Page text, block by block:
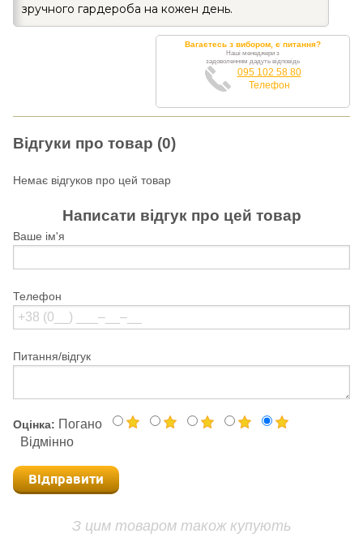
зручного гардероба на кожен день.
Вагаєтесь з вибором, є питання?
Наші менеджери з
задоволенням дадуть відповідь
095 102 58 80
Телефон
Відгуки про товар (0)
Немає відгуков про цей товар
Написати відгук про цей товар
Ваше ім'я
Телефон
Питання/відгук
Оцінка: Погано
Відмінно
Відправити
З цим товаром також купують